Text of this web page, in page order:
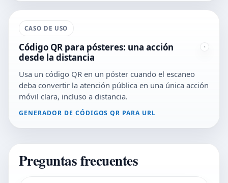
CASO DE USO
Código QR para pósteres: una acción
desde la distancia
Usa un código QR en un póster cuando el escaneo
deba convertir la atención pública en una única acción
móvil clara, incluso a distancia.
GENERADOR DE CÓDIGOS QR PARA URL
Preguntas frecuentes